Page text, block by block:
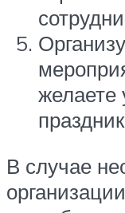
желаете
В случае